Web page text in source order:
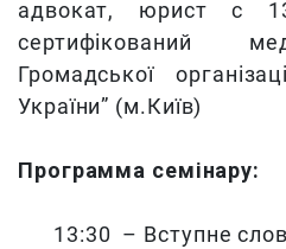
адвокат, юрист с
сертифікований
Громадської
України” (м.Київ)
Программа семінару:
13:30 – Вступне